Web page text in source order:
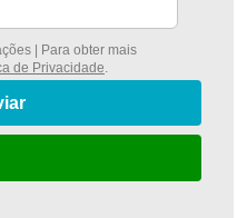
| Para obter mais
de Privacidade